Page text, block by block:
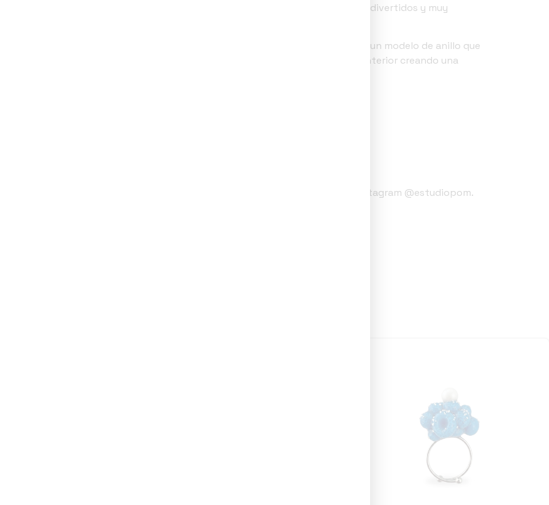
naturales, cuentas de arcilla y vidrio. Hipnóticos, divertidos y muy
Dentro de la colección Wobble Bubble rings hay un modelo de anillo que
al sacudir se forman diferentes burbujas en su interior creando una
Puedes ver más fotos y videos en el perfil de Instagram @estudiopom.